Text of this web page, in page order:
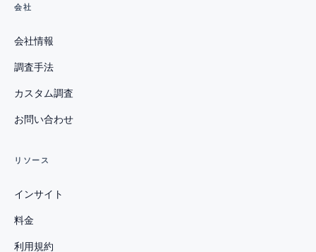
会社
会社情報
調査手法
カスタム調査
お問い合わせ
リソース
インサイト
料金
利用規約